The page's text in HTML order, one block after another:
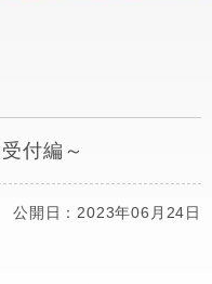
付編～
公開日：2023年06月24日